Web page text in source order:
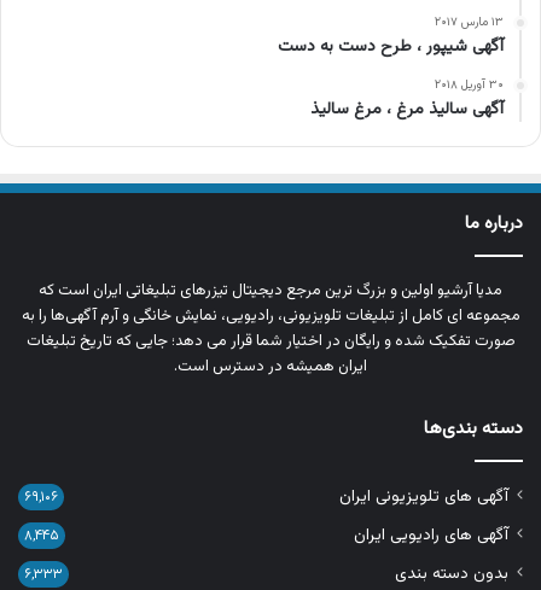
۱۳ مارس ۲۰۱۷
آگهی شیپور ، طرح دست به دست
۳۰ آوریل ۲۰۱۸
آگهی سالیذ مرغ ، مرغ سالیذ
درباره ما
مدیا آرشیو اولین و بزرگ‌ ترین مرجع دیجیتال تیزرهای تبلیغاتی ایران است که
مجموعه‌ ای کامل از تبلیغات تلویزیونی، رادیویی، نمایش خانگی و آرم‌ آگهی‌ها را به‌
صورت تفکیک‌ شده و رایگان در اختیار شما قرار می‌ دهد؛ جایی که تاریخ تبلیغات
ایران همیشه در دسترس است.
دسته بندی‌ها
آگهی های تلویزیونی ایران ۶۹,۱۰۶
آگهی های رادیویی ایران ۸,۴۴۵
بدون دسته بندی ۶,۳۳۳